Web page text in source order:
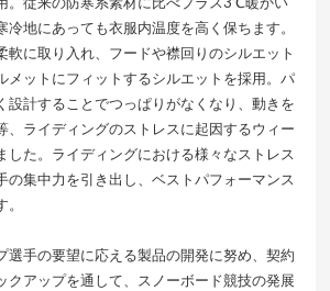
冷地にあっても衣服内温度を高く保ちます。
軟に取り入れ、フードや襟回りのシルエット
メットにフィットするシルエットを採用。パ
設計することでつっぱりがなくなり、動きを
、ライディングのストレスに起因するウィー
した。ライディングにおける様々なストレス
の集中力を引き出し、ベストパフォーマンス
選手の要望に応える製品の開発に努め、契約
クアップを通して、スノーボード競技の発展